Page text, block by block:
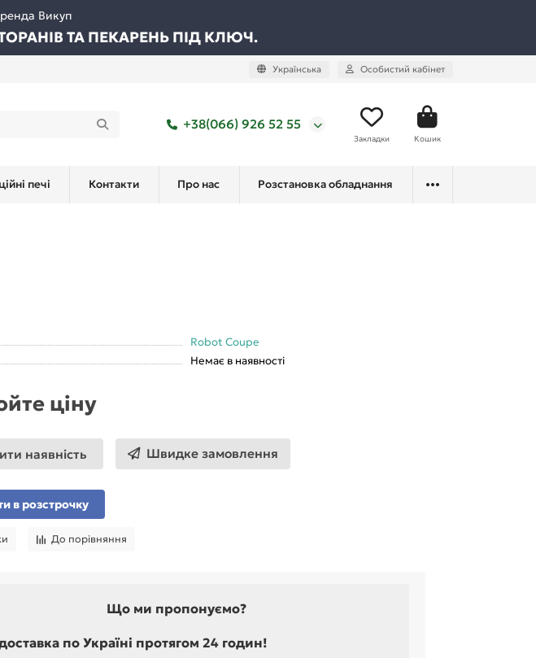
Викуп
ТА ПЕКАРЕНЬ ПІД КЛЮЧ.
Українська Особистий кабінет
+38(066) 926 52 55
Закладки Кошик
печі Контакти Про нас Розстановка обладнання
Robot Coupe
Немає в наявності
ціну
наявність Швидке замовлення
в розстрочку
До порівняння
Що ми пропонуємо?
по Україні протягом 24 годин!